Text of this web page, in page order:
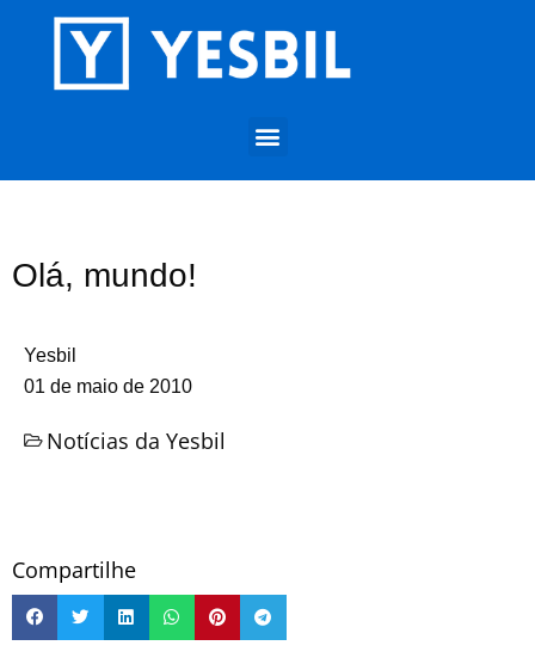
Olá, mundo!
Yesbil
01 de maio de 2010
Notícias da Yesbil
Compartilhe